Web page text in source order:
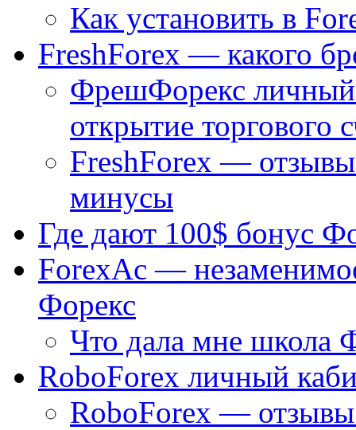
Как установить в
FreshForex — какого
ФрешФорекс личный
открытие торгового
FreshForex —
минусы
Где дают 100$ бонус
ForexAc —
Форекс
Что дала мне школа
RoboForex личный
RoboForex — отзывы